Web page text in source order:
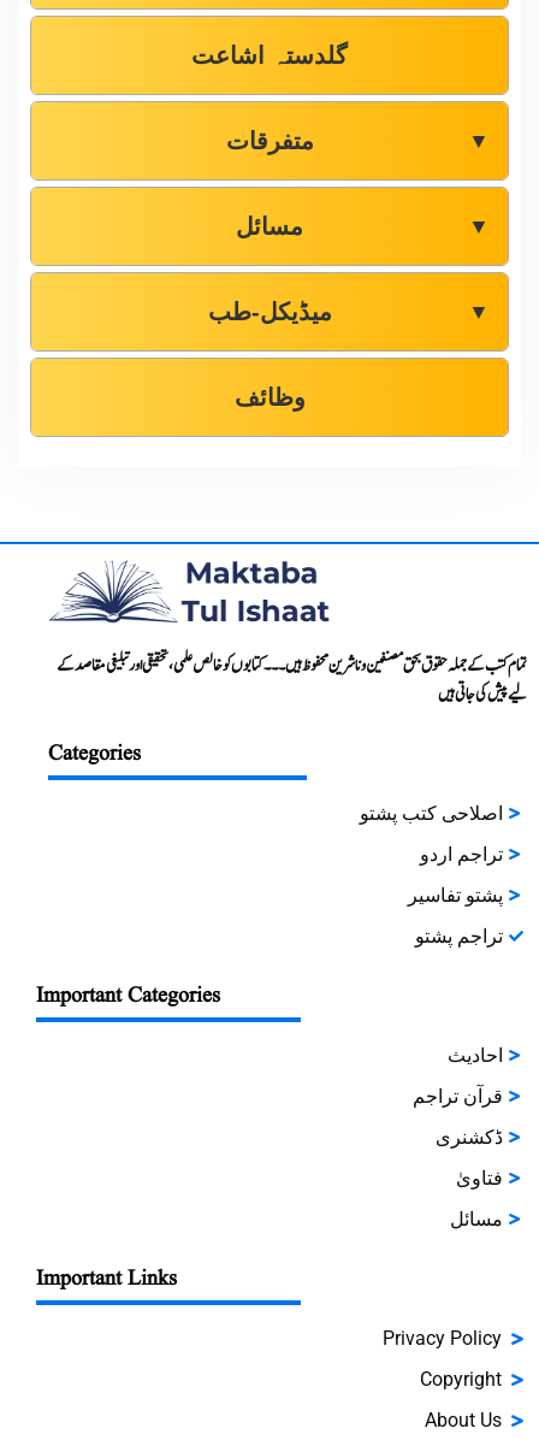
گلدستہ اشاعت
متفرقات ▼
مسائل ▼
میڈیکل-طب ▼
وظائف
تمام کتب کے جملہ حقوق بحق مصنفین و ناشرین محفوظ ہیں۔۔۔ کتابوں کو خالص علمی، تحقیقی اور تبلیغی مقاصد کے
لیے پیش کی جاتی ہیں
Categories
اصلاحی کتب پشتو
تراجم اردو
پشتو تفاسیر
تراجم پشتو
Important Categories
احادیث
قرآن تراجم
ڈکشنری
فتاویٰ
مسائل
Important Links
Privacy Policy
Copyright
About Us